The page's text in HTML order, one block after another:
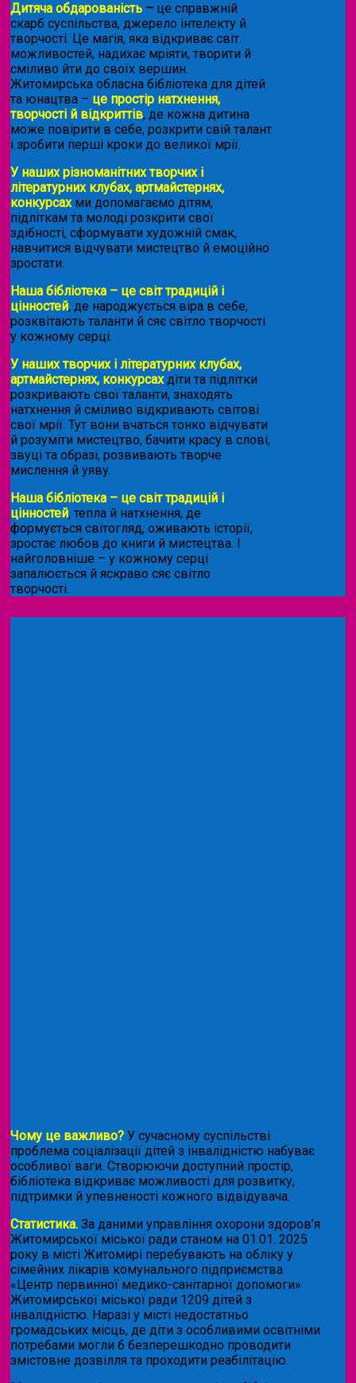
Дитяча обдарованість – це справжній
скарб суспільства, джерело інтелекту й
творчості. Це магія, яка відкриває світ
можливостей, надихає мріяти, творити й
сміливо йти до своїх вершин.
Житомирська обласна бібліотека для дітей
та юнацтва – це простір натхнення,
творчості й відкриттів, де кожна дитина
може повірити в себе, розкрити свій талант
і зробити перші кроки до великої мрії.
У наших різноманітних творчих і
літературних клубах, артмайстернях,
конкурсахми допомагаємо дітям,
підліткам та молоді розкрити свої
здібності, сформувати художній смак,
навчитися відчувати мистецтво й емоційно
зростати.
Наша бібліотека – це світ традицій і
цінностей, де народжується віра в себе,
розквітають таланти й сяє світло творчості
у кожному серці.
У наших творчих і літературних клубах,
артмайстернях, конкурсахдіти та підлітки
розкривають свої таланти, знаходять
натхнення й сміливо відкривають світові
свої мрії. Тут вони вчаться тонко відчувати
й розуміти мистецтво, бачити красу в слові,
звуці та образі, розвивають творче
мислення й уяву.
Наша бібліотека – це світ традицій і
цінностей, тепла й натхнення, де
формується світогляд, оживають історії,
зростає любов до книги й мистецтва. І
найголовніше – у кожному серці
запалюється й яскраво сяє світло
творчості.
Чому це важливо? У сучасному суспільстві
проблема соціалізації дітей з інвалідністю набуває
особливої ваги. Створюючи доступний простір,
бібліотека відкриває можливості для розвитку,
підтримки й упевненості кожного відвідувача.
Статистика. За даними управління охорони здоров’я
Житомирської міської ради станом на 01.01. 2025
року в місті Житомирі перебувають на обліку у
сімейних лікарів комунального підприємства
«Центр первинної медико-санітарної допомоги»
Житомирської міської ради 1209 дітей з
інвалідністю. Наразі у місті недостатньо
громадських місць, де діти з особливими освітніми
потребами могли б безперешкодно проводити
змістовне дозвілля та проходити реабілітацію.